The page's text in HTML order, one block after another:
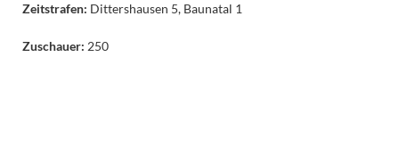
Zeitstrafen: Dittershausen 5, Baunatal 1
Zuschauer: 250